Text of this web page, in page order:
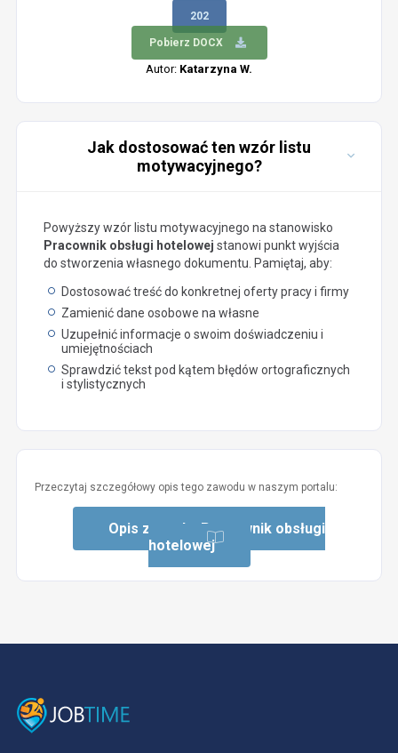
202
Pobierz DOCX
Autor: Katarzyna W.
Jak dostosować ten wzór listu
motywacyjnego?
Powyższy wzór listu motywacyjnego na stanowisko
Pracownik obsługi hotelowej stanowi punkt wyjścia
do stworzenia własnego dokumentu. Pamiętaj, aby:
Dostosować treść do konkretnej oferty pracy i firmy
Zamienić dane osobowe na własne
Uzupełnić informacje o swoim doświadczeniu i
umiejętnościach
Sprawdzić tekst pod kątem błędów ortograficznych
i stylistycznych
Przeczytaj szczegółowy opis tego zawodu w naszym portalu:
Opis zawodu: Pracownik obsługi
hotelowej